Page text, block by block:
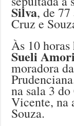
Silva, de
Cruz e
Às 10 horas
Sueli
moradora
na sala 3
Vicente, na
Souza.